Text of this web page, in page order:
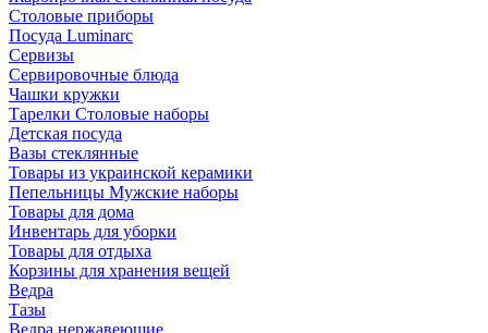
Столовые приборы
Посуда Luminarс
Сервизы
Сервировочные блюда
Чашки кружки
Тарелки Столовые наборы
Детская посуда
Вазы стеклянные
Товары из украинской керамики
Пепельницы Мужские наборы
Товары для дома
Инвентарь для уборки
Товары для отдыха
Корзины для хранения вещей
Ведра
Тазы
Ведра нержавеющие